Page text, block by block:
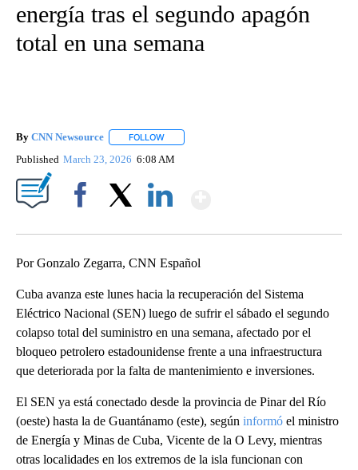
energía tras el segundo apagón
total en una semana
By CNN Newsource FOLLOW
Published March 23, 2026 6:08 AM
Por Gonzalo Zegarra, CNN Español
Cuba avanza este lunes hacia la recuperación del Sistema
Eléctrico Nacional (SEN) luego de sufrir el sábado el segundo
colapso total del suministro en una semana, afectado por el
bloqueo petrolero estadounidense frente a una infraestructura
que deteriorada por la falta de mantenimiento e inversiones.
El SEN ya está conectado desde la provincia de Pinar del Río
(oeste) hasta la de Guantánamo (este), según informó el ministro
de Energía y Minas de Cuba, Vicente de la O Levy, mientras
otras localidades en los extremos de la isla funcionan con